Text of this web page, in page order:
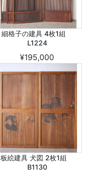
細格子の建具 4枚1組
L1224
¥195,000
板絵建具 犬図 2枚1組
B1130